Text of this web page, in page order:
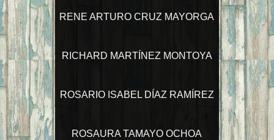
RENE ARTURO CRUZ MAYORGA
RICHARD MARTÍNEZ MONTOYA
ROSARIO ISABEL DÍAZ RAMÍREZ
ROSAURA TAMAYO OCHOA